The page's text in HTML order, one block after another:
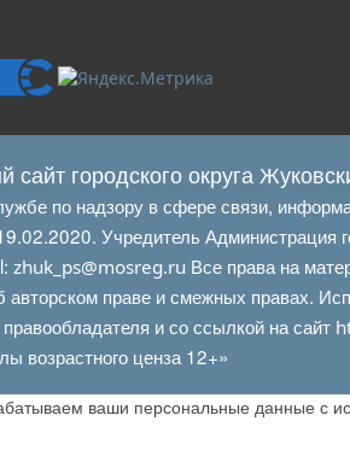
городского округа
по надзору в сфере связи,
Учредитель Администрация
zhuk_ps@mosreg.ruВсе права на
праве и смежных правах.
и со ссылкой на сайт
возрастного ценза 12+»
ваши персональные данные с